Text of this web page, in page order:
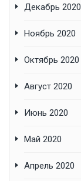
Декабрь 2020
Ноябрь 2020
Октябрь 2020
Август 2020
Июнь 2020
Май 2020
Апрель 2020